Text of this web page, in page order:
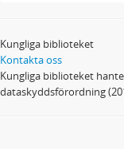
Kungliga biblioteket
Kontakta oss
Kungliga biblioteket
dataskyddsförordning